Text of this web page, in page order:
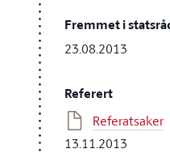
Fremmet i
23.08.2013
Referert
Referatsaker
13.11.2013